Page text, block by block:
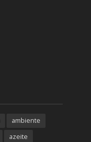
ambiente
azeite